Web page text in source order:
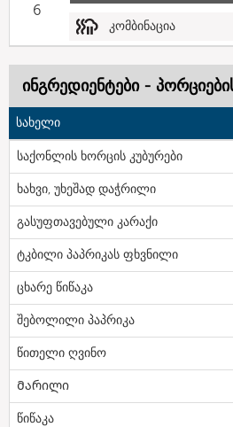
6
კომბინაცია
ინგრედიენტები -
სახელი
საქონლის ხორცის კუბურები
ხახვი, უხეშად დაჭრილი
გასუფთავებული კარაქი
ტკბილი პაპრიკას ფხვნილი
ცხარე წიწაკა
შებოლილი პაპრიკა
წითელი ღვინო
Მარილი
წიწაკა